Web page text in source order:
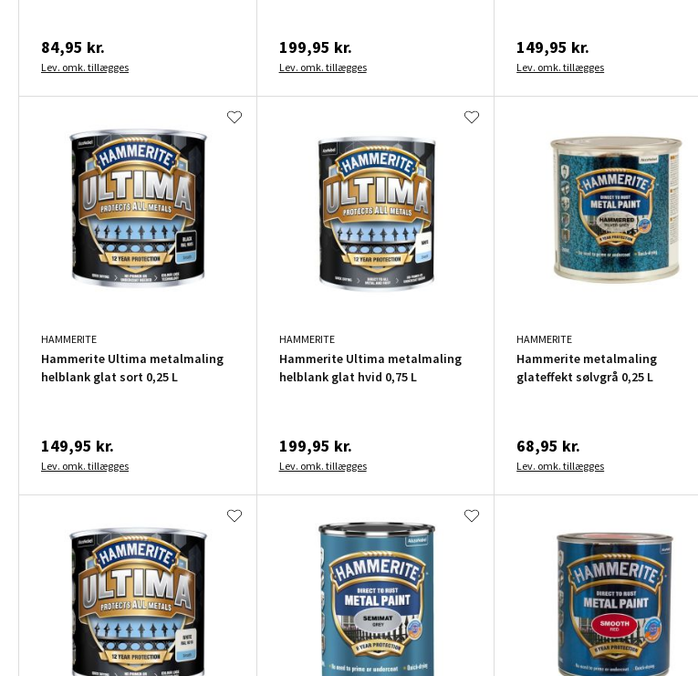
84,95 kr.
Lev. omk. tillægges
199,95 kr.
Lev. omk. tillægges
149,95 kr.
Lev. omk. tillægges
HAMMERITE
Hammerite Ultima metalmaling
helblank glat sort 0,25 L
149,95 kr.
Lev. omk. tillægges
HAMMERITE
Hammerite Ultima metalmaling
helblank glat hvid 0,75 L
199,95 kr.
Lev. omk. tillægges
HAMMERITE
Hammerite metalmaling
glateffekt sølvgrå 0,25 L
68,95 kr.
Lev. omk. tillægges